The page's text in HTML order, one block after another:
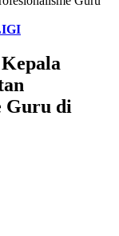
Guru di